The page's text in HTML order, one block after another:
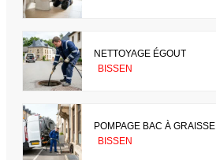
NETTOYAGE ÉGOUT
BISSEN
POMPAGE BAC À GRAISSE
BISSEN